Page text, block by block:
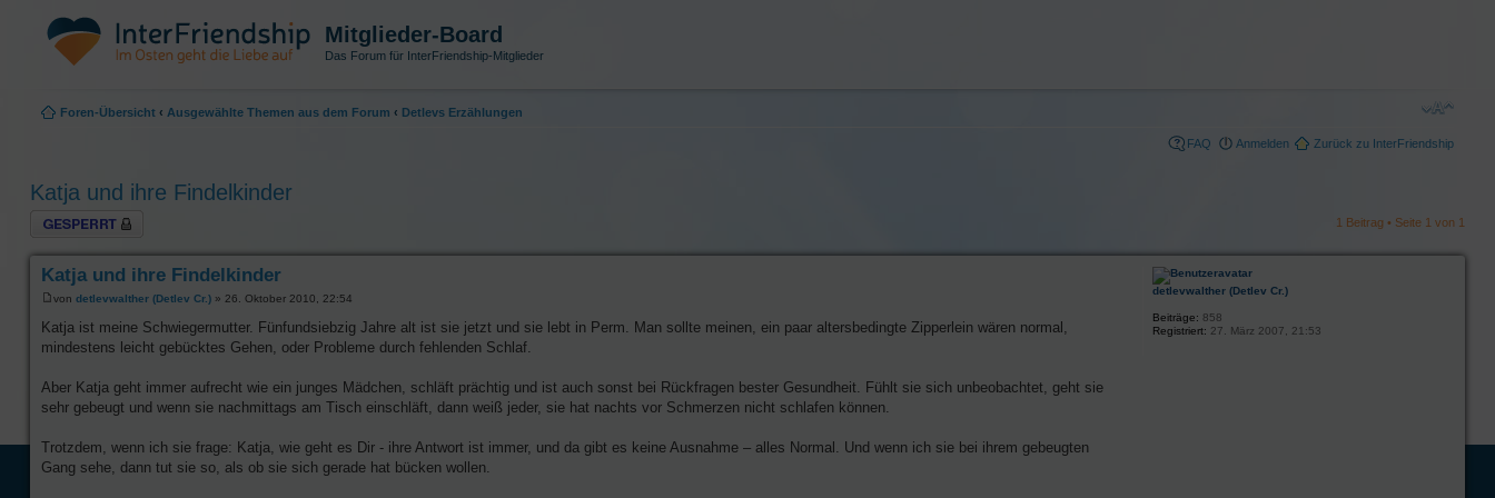
Mitglieder-Board
Das Forum für InterFriendship-Mitglieder
Foren-Übersicht ‹ Ausgewählte Themen aus dem Forum ‹ Detlevs Erzählungen
FAQ Anmelden Zurück zu InterFriendship
Katja und ihre Findelkinder
Thema gesperrt 1 Beitrag • Seite 1 von 1
Katja und ihre Findelkinder
von detlevwalther (Detlev Cr.) » 26. Oktober 2010, 22:54
Katja ist meine Schwiegermutter. Fünfundsiebzig Jahre alt ist sie jetzt und sie lebt in Perm. Man sollte meinen, ein paar altersbedingte Zipperlein wären normal,
mindestens leicht gebücktes Gehen, oder Probleme durch fehlenden Schlaf.
Aber Katja geht immer aufrecht wie ein junges Mädchen, schläft prächtig und ist auch sonst bei Rückfragen bester Gesundheit. Fühlt sie sich unbeobachtet, geht sie
sehr gebeugt und wenn sie nachmittags am Tisch einschläft, dann weiß jeder, sie hat nachts vor Schmerzen nicht schlafen können.
Trotzdem, wenn ich sie frage: Katja, wie geht es Dir - ihre Antwort ist immer, und da gibt es keine Ausnahme – alles Normal. Und wenn ich sie bei ihrem gebeugten
Gang sehe, dann tut sie so, als ob sie sich gerade hat bücken wollen.
detlevwalther (Detlev Cr.)
Beiträge: 858
Registriert: 27. März 2007, 21:53